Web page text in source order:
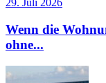
29. Juli 2026
Wenn die
ohne...